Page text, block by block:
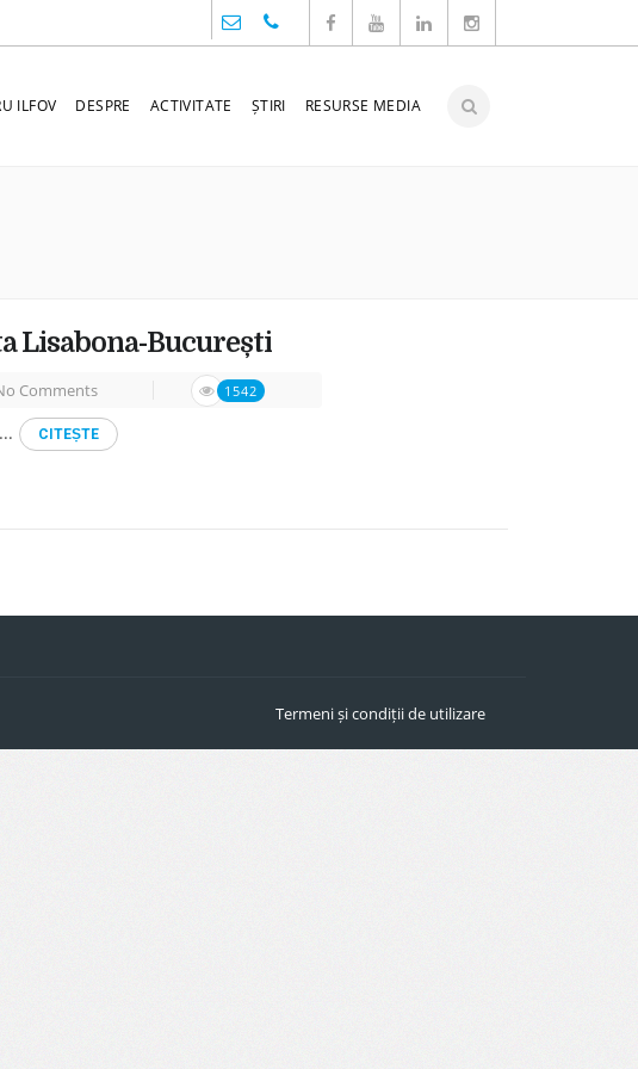
ILFOV DESPRE ACTIVITATE ȘTIRI RESURSE MEDIA
Lisabona-București
Comments 1542
CITEṢTE
Termeni și condiții de utilizare